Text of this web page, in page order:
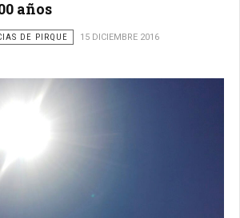
años
DE PIRQUE
15 DICIEMBRE 2016